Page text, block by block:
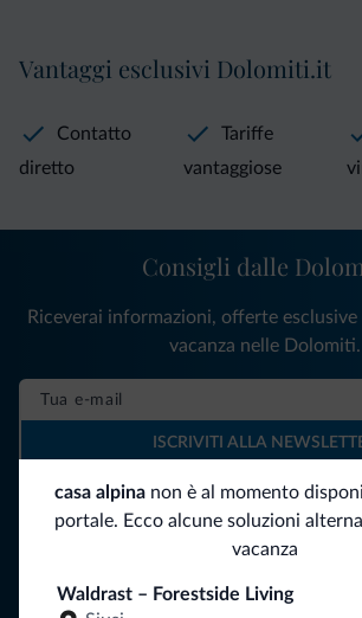
casa alpina non è al momento
portale. Ecco alcune soluzioni
vacanza
Waldrast – Forestside Living
Vantaggi esclusivi Dolomiti.it
Contatto
diretto
Tariffe
vantaggiose
Segui Dolomiti.it
Consigli dalle
Riceverai informazioni, offerte
vacanza nelle Dolomiti.
ISCRIVITI ALLA